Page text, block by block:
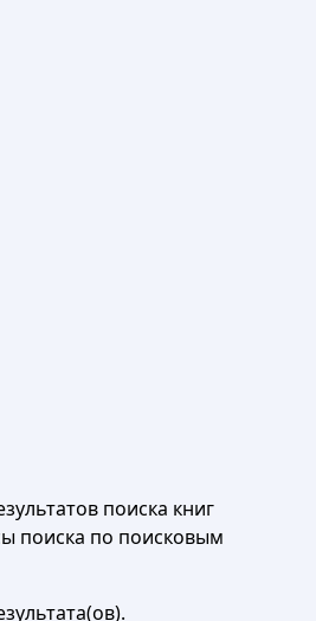
поиска книг
поиска по поисковым